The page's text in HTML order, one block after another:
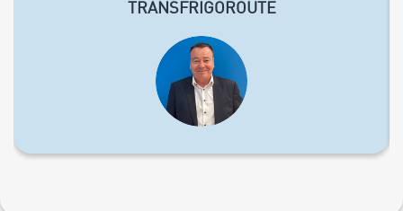
TRANSFRIGOROUTE